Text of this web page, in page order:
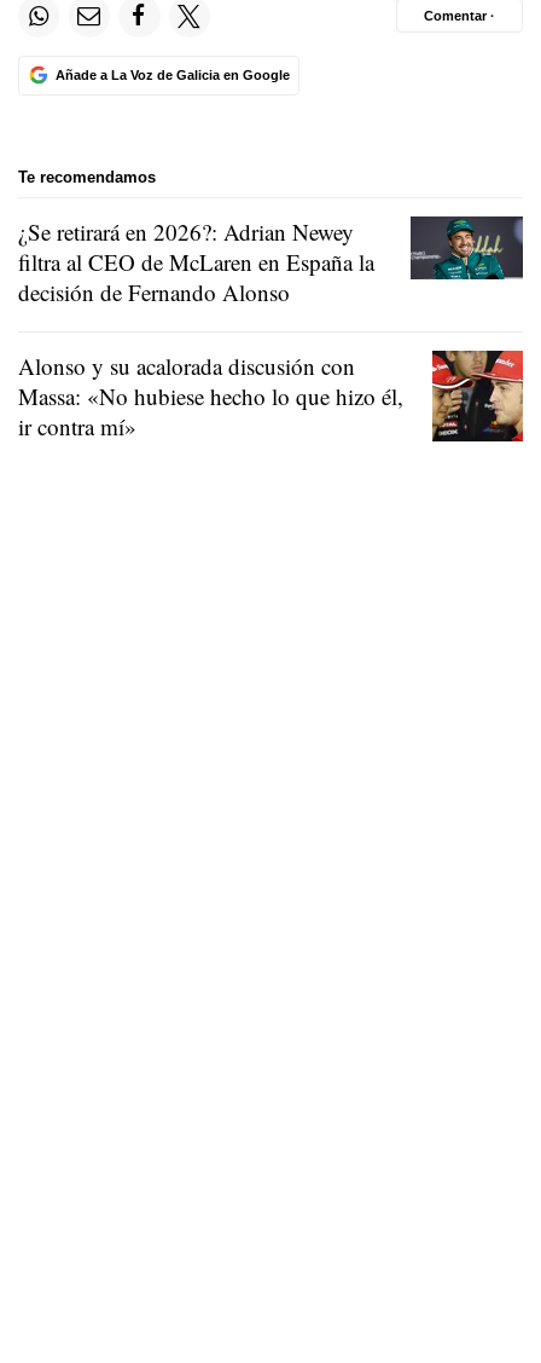
Añade a La Voz de Galicia en Google
Comentar ·
Te recomendamos
¿Se retirará en 2026?: Adrian Newey
filtra al CEO de McLaren en España la
decisión de Fernando Alonso
Alonso y su acalorada discusión con
Massa: «No hubiese hecho lo que hizo él,
ir contra mí»